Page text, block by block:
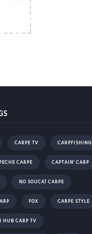
CARPE TV CARPFISHING
CARPE CAPTAIN' CARP
NO SOUCAÏ CARPE
FOX CARPE STYLE
HUB CARP TV